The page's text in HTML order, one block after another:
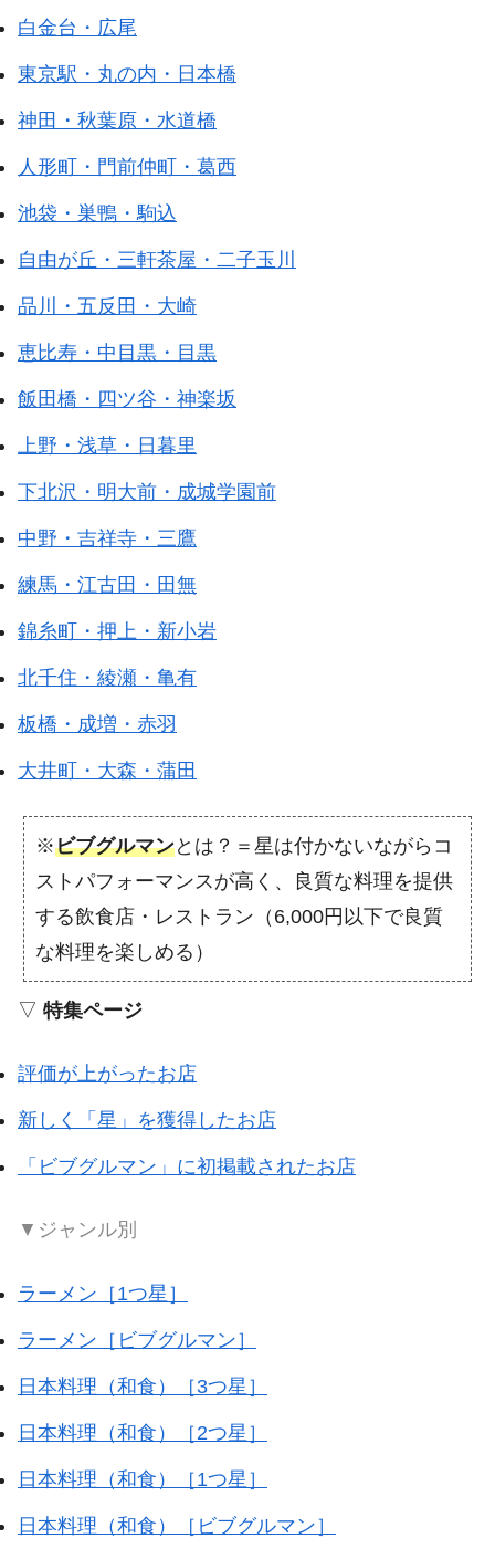
白金台・広尾
東京駅・丸の内・日本橋
神田・秋葉原・水道橋
人形町・門前仲町・葛西
池袋・巣鴨・駒込
自由が丘・三軒茶屋・二子玉川
品川・五反田・大崎
恵比寿・中目黒・目黒
飯田橋・四ツ谷・神楽坂
上野・浅草・日暮里
下北沢・明大前・成城学園前
中野・吉祥寺・三鷹
練馬・江古田・田無
錦糸町・押上・新小岩
北千住・綾瀬・亀有
板橋・成増・赤羽
大井町・大森・蒲田
※ビブグルマンとは？＝星は付かないながらコ
ストパフォーマンスが高く、良質な料理を提供
する飲食店・レストラン（6,000円以下で良質
な料理を楽しめる）
▽ 特集ページ
評価が上がったお店
新しく「星」を獲得したお店
「ビブグルマン」に初掲載されたお店
▼ジャンル別
ラーメン［1つ星］
ラーメン［ビブグルマン］
日本料理（和食）［3つ星］
日本料理（和食）［2つ星］
日本料理（和食）［1つ星］
日本料理（和食）［ビブグルマン］